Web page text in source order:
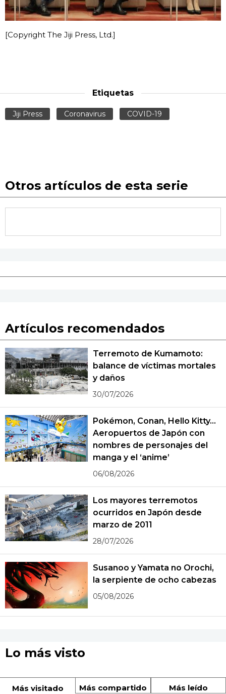
[Copyright The Jiji Press, Ltd.]
Etiquetas
Jiji Press Coronavirus COVID-19
Otros artículos de esta serie
Artículos recomendados
Terremoto de Kumamoto:
balance de víctimas mortales
y daños
30/07/2026
Pokémon, Conan, Hello Kitty...
Aeropuertos de Japón con
nombres de personajes del
manga y el ‘anime’
06/08/2026
Los mayores terremotos
ocurridos en Japón desde
marzo de 2011
28/07/2026
Susanoo y Yamata no Orochi,
la serpiente de ocho cabezas
05/08/2026
Lo más visto
Más visitado Más compartido Más leído